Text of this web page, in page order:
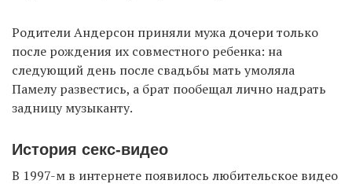
Родители Андерсон приняли мужа дочери только
после рождения их совместного ребенка: на
следующий день после свадьбы мать умоляла
Памелу развестись, а брат пообещал лично надрать
задницу музыканту.
История секс-видео
В 1997-м в интернете появилось любительское видео